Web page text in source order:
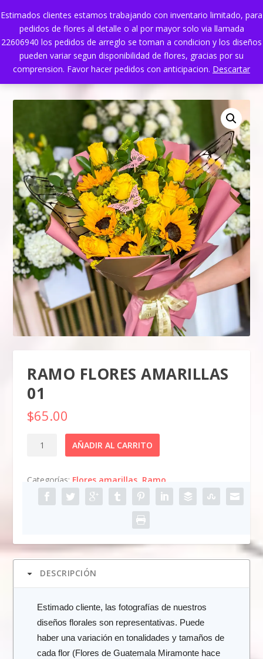
Estimados clientes estamos trabajando con inventario limitado, para
pedidos de flores al detalle o al por mayor solo via llamada
22606940 los pedidos de arreglo se toman a condicion y los diseños
pueden variar segun disponibilidad de flores, gracias por su
comprension. Favor hacer pedidos con anticipacion. Descartar
RAMO FLORES AMARILLAS
01
$65.00
Ramo
01
cantidad
AÑADIR AL CARRITO
Categorías: Flores amarillas Ramo
DESCRIPCIÓN
Estimado cliente, las fotografías de nuestros
diseños florales son representativas. Puede
haber una variación en tonalidades y tamaños de
cada flor (Flores de Guatemala Miramonte hace